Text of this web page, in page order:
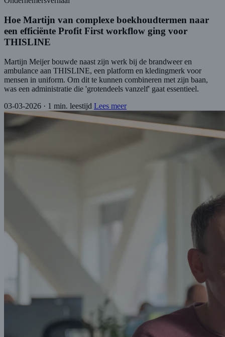
Hoe Martijn van complexe boekhoudtermen naar
een efficiënte Profit First workflow ging voor
THISLINE
Martijn Meijer bouwde naast zijn werk bij de brandweer en
ambulance aan THISLINE, een platform en kledingmerk voor
mensen in uniform. Om dit te kunnen combineren met zijn baan,
was een administratie die 'grotendeels vanzelf' gaat essentieel.
03-03-2026 · 1 min. leestijd Lees meer